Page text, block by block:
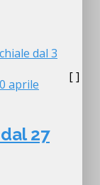
aprile
[ ]
27